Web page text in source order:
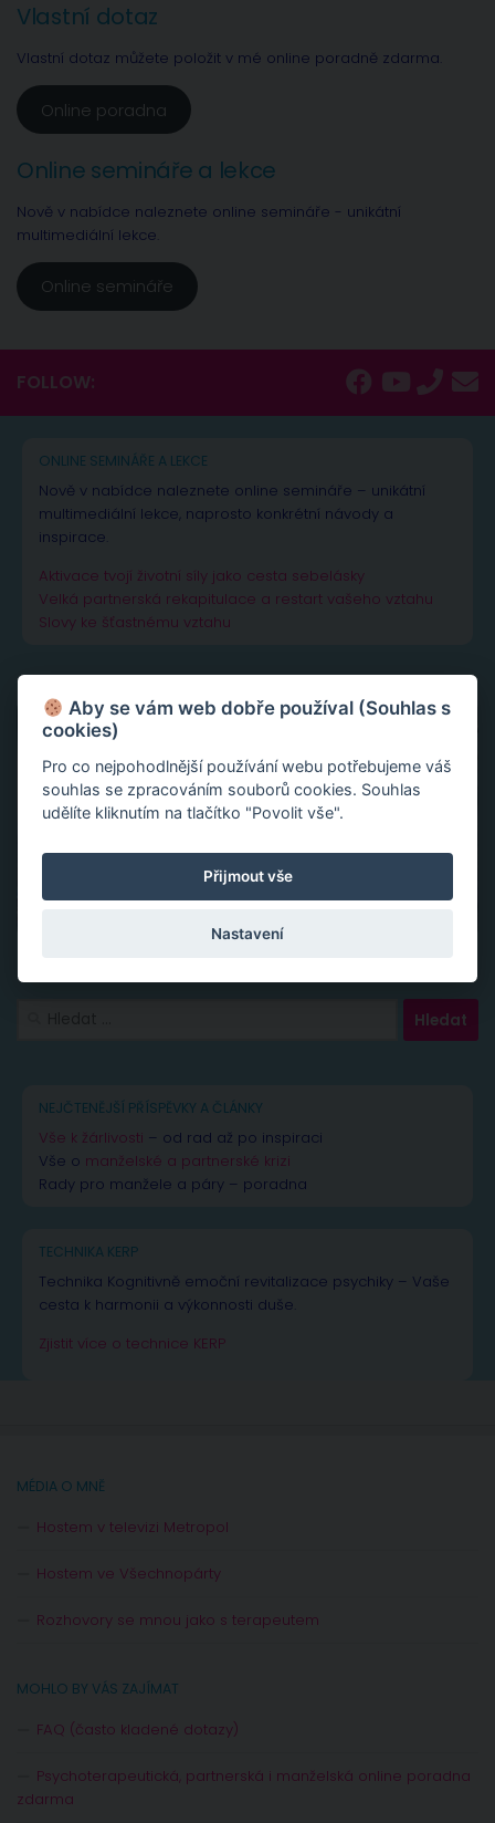
Vlastní dotaz
Vlastní dotaz můžete položit v mé online poradně zdarma.
Online poradna
Online semináře a lekce
Nově v nabídce naleznete online semináře - unikátní
multimediální lekce.
Online semináře
FOLLOW:
ONLINE SEMINÁŘE A LEKCE
Nově v nabídce naleznete online semináře – unikátní
multimediální lekce, naprosto konkrétní návody a
inspirace.
Aktivace tvojí životní síly jako cesta sebelásky
Velká partnerská rekapitulace a restart vašeho vztahu
Slovy ke šťastnému vztahu
NEJČTENĚJŠÍ PŘÍSPĚVKY A ČLÁNKY
Vše k žárlivosti – od rad až po inspiraci
Vše o manželské a partnerské krizi
Rady pro manžele a páry – poradna
TECHNIKA KERP
Technika Kognitivně emoční revitalizace psychiky – Vaše
cesta k harmonii a výkonnosti duše.
Zjistit více o technice KERP
MÉDIA O MNĚ
Hostem v televizi Metropol
Hostem ve Všechnopárty
Rozhovory se mnou jako s terapeutem
MOHLO BY VÁS ZAJÍMAT
FAQ (často kladené dotazy)
Psychoterapeutická, partnerská i manželská online poradna
zdarma
Aby se vám web dobře používal (Souhlas s
cookies)
Pro co nejpohodlnější používání webu potřebujeme váš
souhlas se zpracováním souborů cookies. Souhlas
udělíte kliknutím na tlačítko "Povolit vše".
Přijmout vše
Nastavení